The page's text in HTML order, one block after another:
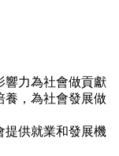
響力為社會做貢獻
養，為社會發展做
提供就業和發展機